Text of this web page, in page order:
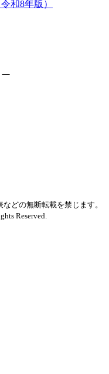
和8年版）
どの無断転載を禁じます。
Reserved.